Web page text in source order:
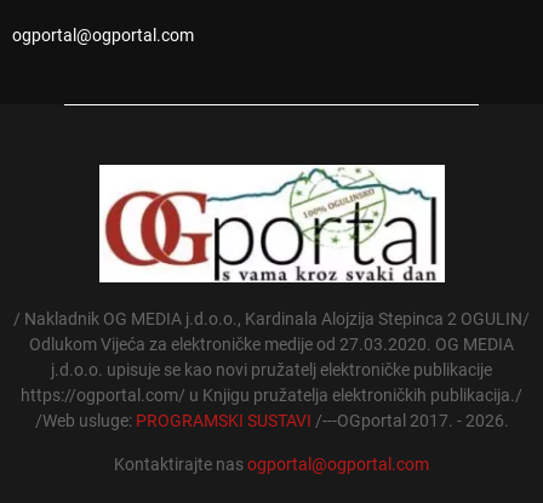
ogportal@ogportal.com
/ Nakladnik OG MEDIA j.d.o.o., Kardinala Alojzija Stepinca 2 OGULIN/
Odlukom Vijeća za elektroničke medije od 27.03.2020. OG MEDIA
j.d.o.o. upisuje se kao novi pružatelj elektroničke publikacije
https://ogportal.com/ u Knjigu pružatelja elektroničkih publikacija./
/Web usluge: PROGRAMSKI SUSTAVI /---OGportal 2017. - 2026.
Kontaktirajte nasogportal@ogportal.com